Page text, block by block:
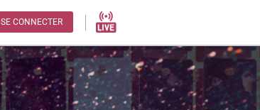
SE CONNECTER